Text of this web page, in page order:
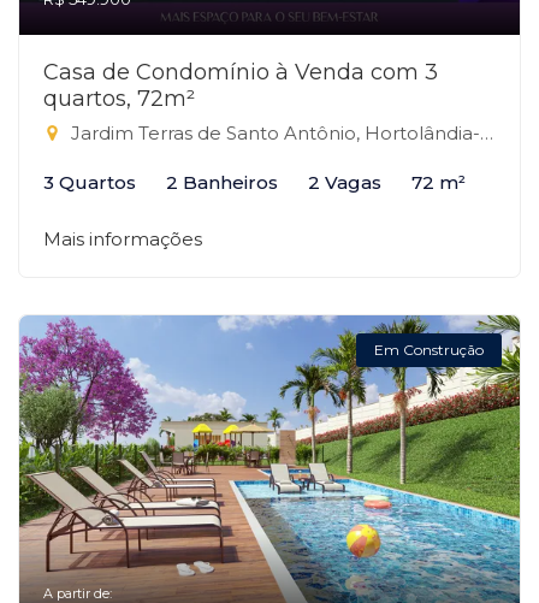
Casa de Condomínio à Venda com 3
quartos, 72m²
Jardim Terras de Santo Antônio, Hortolândia-SP
3 Quartos 2 Banheiros 2 Vagas 72 m²
Mais informações
Em Construção
A partir de: